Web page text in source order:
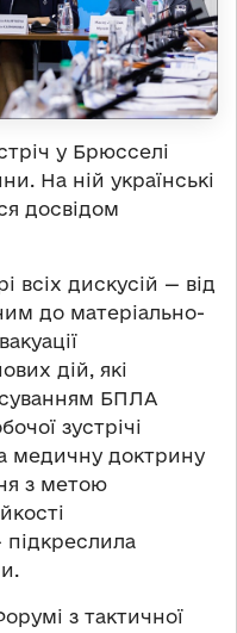
у Брюсселі
На ній українські
досвідом
всіх дискусій — від
до матеріально-
дій, які
БПЛА
зустрічі
медичну доктрину
з метою
підкреслила
з тактичної